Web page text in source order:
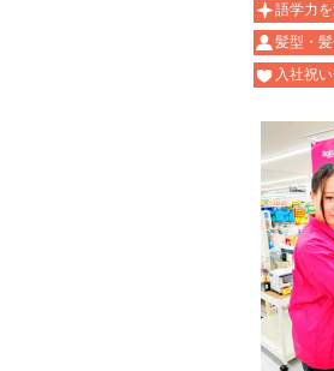
語学力を
髪型・
入社祝